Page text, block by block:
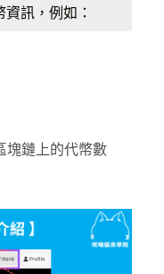
訊，例如：
塊鏈上的代幣數